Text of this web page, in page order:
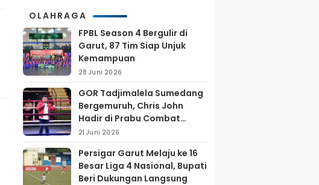
OLAHRAGA
FPBL Season 4 Bergulir di
Garut, 87 Tim Siap Unjuk
Kemampuan
28 Juni 2026
GOR Tadjimalela Sumedang
Bergemuruh, Chris John
Hadir di Prabu Combat
Series 2026
21 Juni 2026
Persigar Garut Melaju ke 16
Besar Liga 4 Nasional, Bupati
Beri Dukungan Langsung